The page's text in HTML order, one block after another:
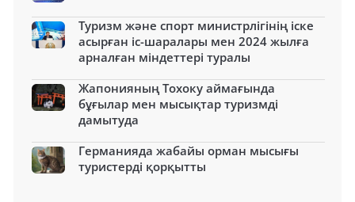
Туризм және спорт министрлігінің іске
асырған іс-шаралары мен 2024 жылға
арналған міндеттері туралы
Жапонияның Тохоку аймағында
бұғылар мен мысықтар туризмді
дамытуда
Германияда жабайы орман мысығы
туристерді қорқытты